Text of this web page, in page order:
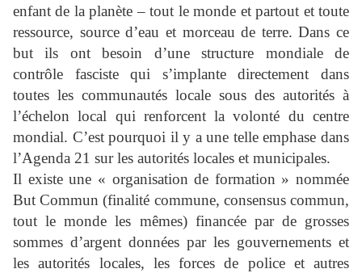
enfant de la planète – tout le monde et partout et toute
ressource, source d’eau et morceau de terre. Dans ce
but ils ont besoin d’une structure mondiale de
contrôle fasciste qui s’implante directement dans
toutes les communautés locale sous des autorités à
l’échelon local qui renforcent la volonté du centre
mondial. C’est pourquoi il y a une telle emphase dans
l’Agenda 21 sur les autorités locales et municipales.
Il existe une « organisation de formation » nommée
But Commun (finalité commune, consensus commun,
tout le monde les mêmes) financée par de grosses
sommes d’argent données par les gouvernements et
les autorités locales, les forces de police et autres